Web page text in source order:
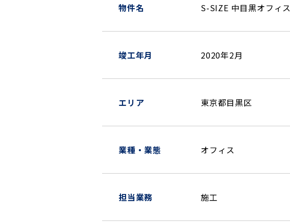
物件名 S-SIZE 中目黒オフィス
竣工年月 2020年2月
エリア 東京都目黒区
業種・業態 オフィス
担当業務 施工